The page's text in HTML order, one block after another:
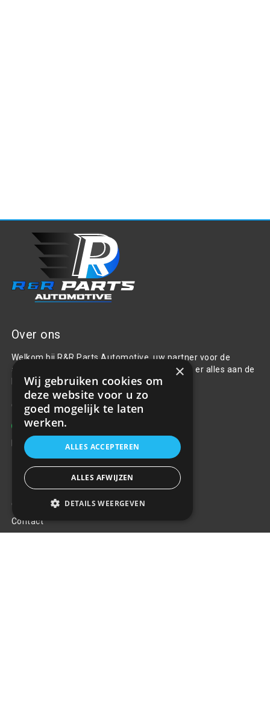
Over ons
Welkom bij R&R Parts Automotive, uw partner voor de
aanschaf van alle auto accessoires. Wij doen er alles aan de
beste selectie, service & prijs te bieden.
Contact
+31(0)85 486 83 17
info@rrparts.nl
Klantenservice
Over ons
Contact
×
Wij gebruiken cookies om
deze website voor u zo
goed mogelijk te laten
werken.
ALLES ACCEPTEREN
ALLES AFWIJZEN
DETAILS WEERGEVEN